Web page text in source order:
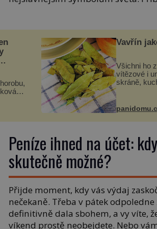
k
...
Vavřín
Všichni ho
vítězové i
skráně,
neuvaří, a
bobkový list
zmírnit
Obsahuje v
ně...
Peníze ihned na účet:
skutečně možné?
Přijde moment, kdy vás výdaj
nečekaně. Třeba v pátek odpoledne
definitivně dala sbohem, a vy víte,
víkend prostě neobejdete. Nebo